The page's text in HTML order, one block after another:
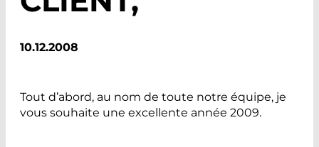
10.12.2008
Tout d’abord, au nom de toute notre équipe, je
vous souhaite une excellente année 2009.